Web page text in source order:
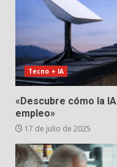
Tecno + IA
«Descubre cómo la
empleo»
17 de julio de 2025